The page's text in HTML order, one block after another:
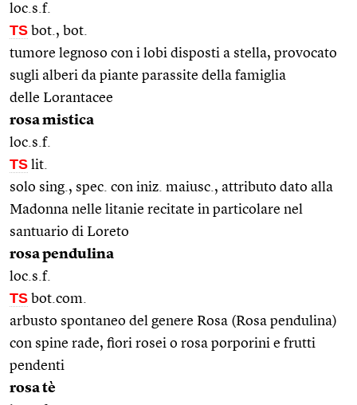
loc.s.f.
TS bot., bot.
tumore legnoso con i lobi disposti a stella, provocato
sugli alberi da piante parassite della famiglia
delle Lorantacee
rosa mistica
loc.s.f.
TS lit.
solo sing., spec. con iniz. maiusc., attributo dato alla
Madonna nelle litanie recitate in particolare nel
santuario di Loreto
rosa pendulina
loc.s.f.
TS bot.com.
arbusto spontaneo del genere Rosa (Rosa pendulina)
con spine rade, fiori rosei o rosa porporini e frutti
pendenti
rosa tè